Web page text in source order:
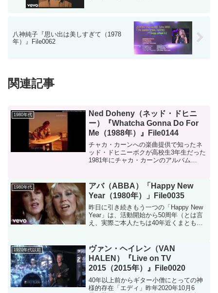
八神純子『思い出は美しすぎて（1978
年）』File0062
関連記事
1980年代
Ned Doheny（ネッド・ドヒニ
ー）『Whatcha Gonna Do For
Me（1988年）』File0144
チャカ・カーンへの楽曲提供で知ったネ
ッド・ドヒニーボクが高校生3年生だった
1981年にチャカ・カーンのアルバム
トルでもある『Whatcha Gon...
1980年代
アバ（ABBA）「Happy New
Year（1980年）」File0035
昨日に引き続きもう一つの「Happy New
Year」は、活動開始から50周年（とは言
え、実際ご本人たちは40年近くまともな
リースのアルバム『Super Tro...
1970年代以前
ヴァン・ヘイレン（VAN
HALEN）『Live on TV
2015（2015年）』File0020
40年以上前からギター小僧にとっての神
様的存在「エディ」昨年2020年10月6